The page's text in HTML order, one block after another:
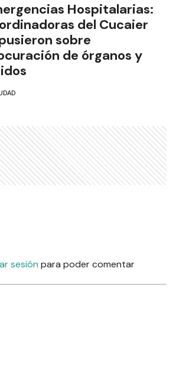
Hospitalarias:
del Cucaier
sobre
de órganos y
sesión para poder comentar